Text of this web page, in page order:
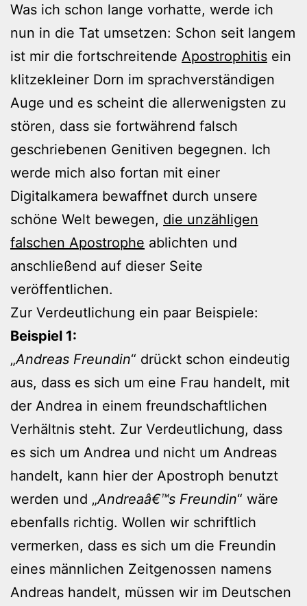
Was ich schon lange vorhatte, werde ich
nun in die Tat umsetzen: Schon seit langem
ist mir die fortschreitende Apostrophitis ein
klitzekleiner Dorn im sprachverständigen
Auge und es scheint die allerwenigsten zu
stören, dass sie fortwährend falsch
geschriebenen Genitiven begegnen. Ich
werde mich also fortan mit einer
Digitalkamera bewaffnet durch unsere
schöne Welt bewegen, die unzähligen
falschen Apostrophe ablichten und
anschließend auf dieser Seite
veröffentlichen.
Zur Verdeutlichung ein paar Beispiele:
Beispiel 1:
„Andreas Freundin“ drückt schon eindeutig
aus, dass es sich um eine Frau handelt, mit
der Andrea in einem freundschaftlichen
Verhältnis steht. Zur Verdeutlichung, dass
es sich um Andrea und nicht um Andreas
handelt, kann hier der Apostroph benutzt
werden und „Andreaâ€™s Freundin“ wäre
ebenfalls richtig. Wollen wir schriftlich
vermerken, dass es sich um die Freundin
eines männlichen Zeitgenossen namens
Andreas handelt, müssen wir im Deutschen